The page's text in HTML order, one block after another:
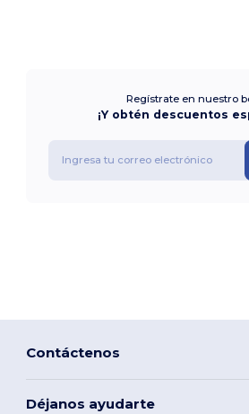
Regístrate en nuestro
¡Y obtén descuentos
Contáctenos
Déjanos ayudarte